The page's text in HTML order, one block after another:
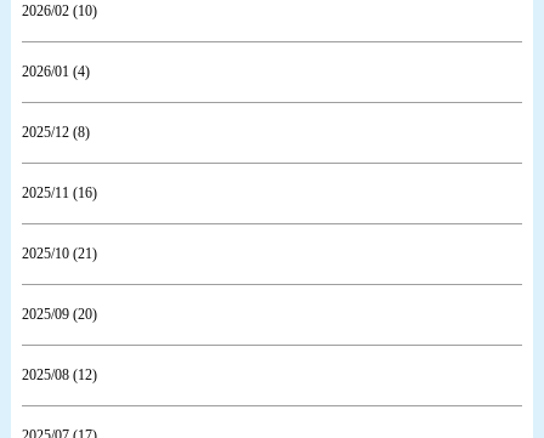
2026/02 (10)
2026/01 (4)
2025/12 (8)
2025/11 (16)
2025/10 (21)
2025/09 (20)
2025/08 (12)